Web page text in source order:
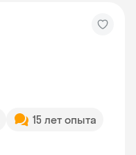
15 лет опыта